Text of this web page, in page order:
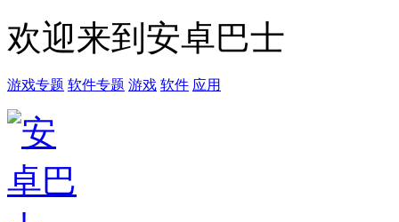
欢迎来到安卓巴士
游戏专题 软件专题 游戏 软件 应用